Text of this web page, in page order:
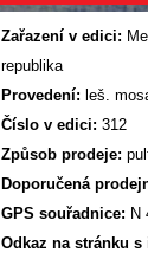
Zařazení v edici:
republika
Provedení: leš.
Číslo v edici: 312
Způsob prodeje:
Doporučená
GPS souřadnice: N
Odkaz na stránku